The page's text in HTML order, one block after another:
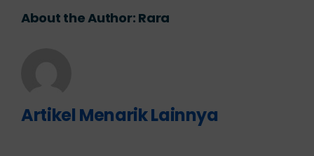
About the Author: Rara
Artikel Menarik Lainnya